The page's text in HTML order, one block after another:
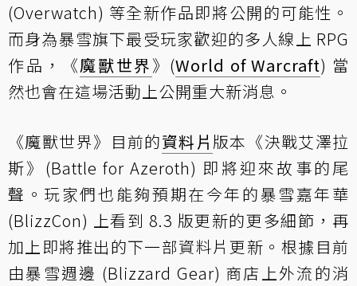
(Overwatch) 等全新作品即將公開的可能性。
而身為暴雪旗下最受玩家歡迎的多人線上 RPG
作品，《魔獸世界》(World of Warcraft) 當
然也會在這場活動上公開重大新消息。
《魔獸世界》目前的資料片 版本《決戰艾澤拉
斯》(Battle for Azeroth) 即將迎來故事的尾
聲。玩家們也能夠預期在今年的暴雪嘉年華
(BlizzCon) 上看到 8.3 版更新的更多細節，再
加上即將推出的下一部資料片更新。根據目前
由暴雪週邊 (Blizzard Gear) 商店上外流的消